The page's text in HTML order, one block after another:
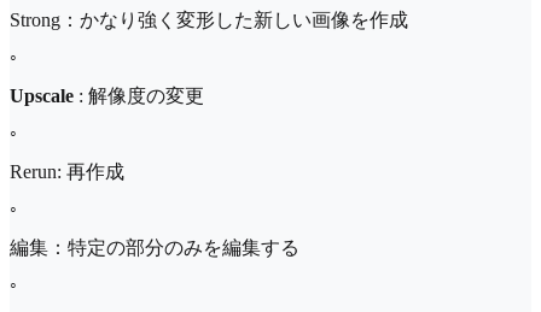
Strong：かなり強く変形した新しい画像を作成
◦
Upscale : 解像度の変更
◦
Rerun: 再作成
◦
編集：特定の部分のみを編集する
◦